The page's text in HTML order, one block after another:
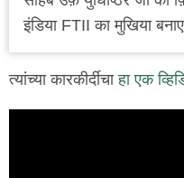
इंडिया FTII का मुखिया
त्यांच्या कारकीर्दीचाहा एक